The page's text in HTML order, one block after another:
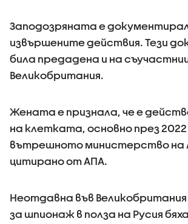
Заподозряната е
извършените действия. Тези
била предадена и на
Великобритания.
Жената е признала, че е
на клетката, основно през 2022
вътрешното министерство на
цитирано от АПА.
Неотдавна във Великобритания
за шпионаж в полза на Русия